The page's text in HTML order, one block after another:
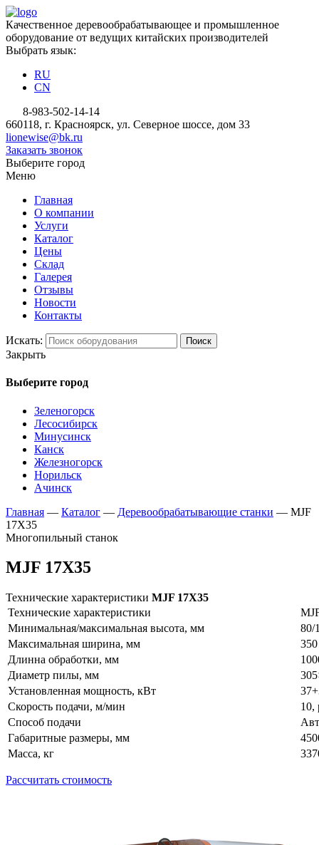
Качественное деревообрабатывающее и промышленное
оборудование от ведущих китайских производителей
Выбрать язык:
RU
CN
8-983-502-14-14
660118, г. Красноярск, ул. Северное шоссе, дом 33
lionewise@bk.ru
Заказать звонок
Выберите город
Меню
Главная
О компании
Услуги
Каталог
Цены
Склад
Галерея
Отзывы
Новости
Контакты
Искать: Поиск
Закрыть
Выберите город
Зеленогорск
Лесосибирск
Минусинск
Канск
Железногорск
Норильск
Ачинск
Главная — Каталог — Деревообрабатывающие станки — MJF
17X35
Многопильный станок
MJF 17X35
Технические характеристики MJF 17X35
Технические характеристики
Минимальная/максимальная высота, мм
80/
Максимальная ширина, мм
350
Длинна обработки, мм
Диаметр пилы, мм
Установленная мощность, кВт
Скорость подачи, м/мин
10,
Способ подачи
Габаритные размеры, мм
Масса, кг
Рассчитать стоимость